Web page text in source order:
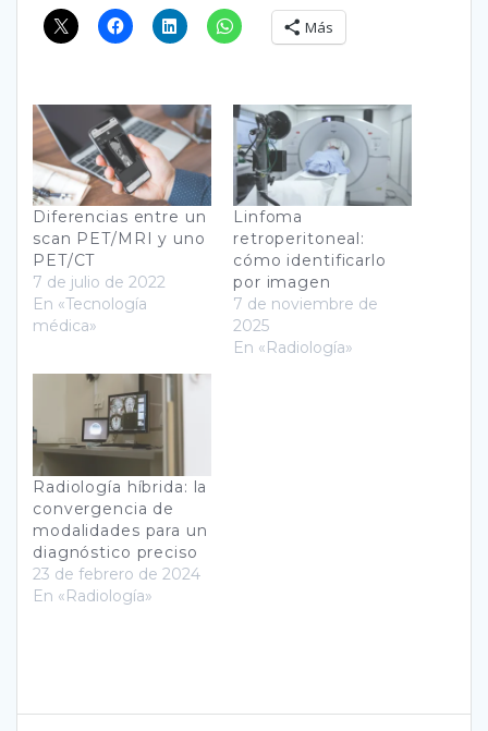
Más
Diferencias entre un
scan PET/MRI y uno
PET/CT
7 de julio de 2022
En «Tecnología
médica»
Linfoma
retroperitoneal:
cómo identificarlo
por imagen
7 de noviembre de
2025
En «Radiología»
Radiología híbrida: la
convergencia de
modalidades para un
diagnóstico preciso
23 de febrero de 2024
En «Radiología»